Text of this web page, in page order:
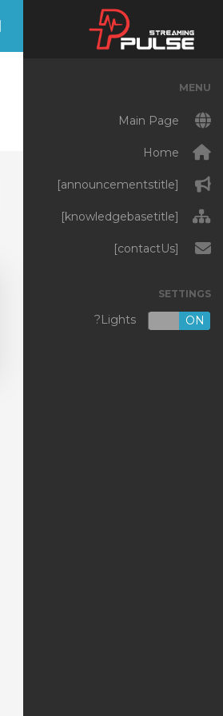
MENU
Main Page
Home
[announcementstitle]
[knowledgebasetitle]
[contactUs]
SETTINGS
OFF ON